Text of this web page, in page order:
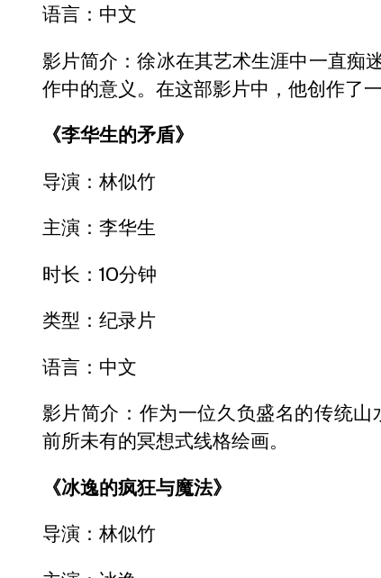
语言：中文
影片简介：徐冰在其艺术生涯中一直痴
作中的意义。在这部影片中，他创作了
《李华生的矛盾》
导演：林似竹
主演：李华生
时长：10分钟
类型：纪录片
语言：中文
影片简介：作为一位久负盛名的传统
前所未有的冥想式线格绘画。
《冰逸的疯狂与魔法》
导演：林似竹